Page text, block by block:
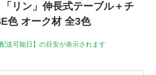
リン」伸長式テーブル＋チ
色 オーク材 全3色
送可能日】の目安が表示されます